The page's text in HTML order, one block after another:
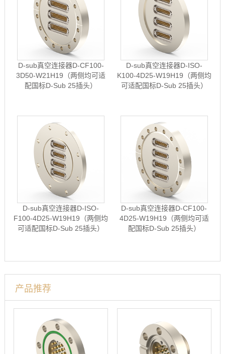
D-sub真空连接器D-CF100-
3D50-W21H19（两侧均可适
配国标D-Sub 25插头）
D-sub真空连接器D-ISO-
K100-4D25-W19H19（两侧均
可适配国标D-Sub 25插头）
D-sub真空连接器D-ISO-
F100-4D25-W19H19（两侧均
可适配国标D-Sub 25插头）
D-sub真空连接器D-CF100-
4D25-W19H19（两侧均可适
配国标D-Sub 25插头）
产品推荐